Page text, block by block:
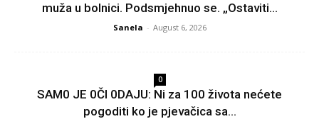
muža u bolnici. Podsmjehnuo se. „Ostaviti...
Sanela - August 6, 2026
0
SAM0 JE 0Čl 0DAJU: Ni za 100 života nećete
pogoditi ko je pjevačica sa...